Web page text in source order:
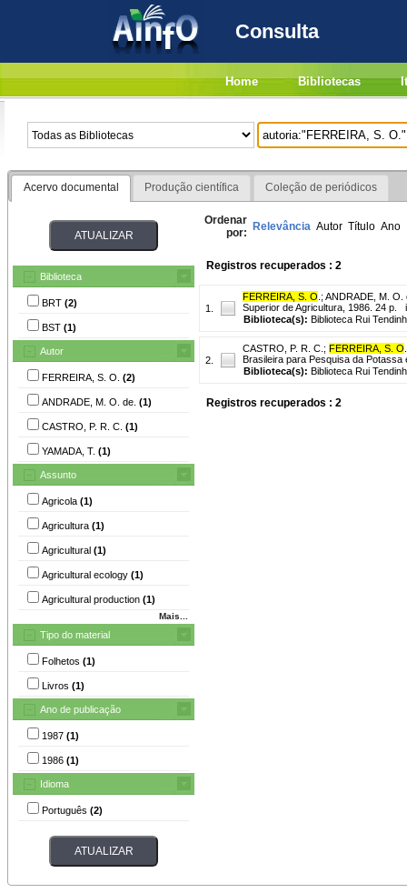
Consulta
Home Bibliotecas
Acervo documental Produção científica Coleção de periódicos
Biblioteca
BRT (2)
BST (1)
Autor
FERREIRA, S. O. (2)
ANDRADE, M. O. de. (1)
CASTRO, P. R. C. (1)
YAMADA, T. (1)
Assunto
Agricola (1)
Agricultura (1)
Agricultural (1)
Agricultural ecology (1)
Agricultural production (1)
Mais...
Tipo do material
Folhetos (1)
Livros (1)
Ano de publicação
1987 (1)
1986 (1)
Idioma
Português (2)
Ordenar
por: Relevância Autor Título Ano
Registros recuperados : 2
1.
FERREIRA, S. O ; ANDRADE, M. O.
Superior de Agricultura, 1986. 24 p.
Biblioteca(s): Biblioteca Rui
2.
CASTRO, P. R. C. ; FERREIRA, S. O
Brasileira para Pesquisa da Potassa
Biblioteca(s): Biblioteca Rui
Registros recuperados : 2